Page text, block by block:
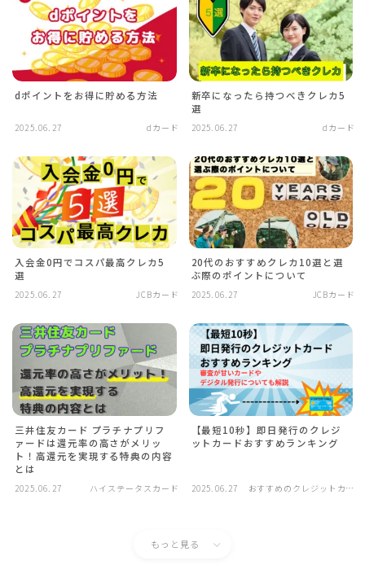
dポイントをお得に貯める方法
2025.06.27 dカード
新卒になったら持つべきクレカ5
選
2025.06.27 dカード
入会金0円でコスパ最高クレカ5
選
2025.06.27 JCBカード
20代のおすすめクレカ10選と選
ぶ際のポイントについて
2025.06.27 JCBカード
三井住友カード プラチナプリフ
ァードは還元率の高さがメリッ
ト！高還元を実現する特典の内容
とは
2025.06.27 ハイステータスカード
【最短10秒】即日発行のクレジ
ットカードおすすめランキング
2025.06.27
おすすめのクレジットカー
もっと見る